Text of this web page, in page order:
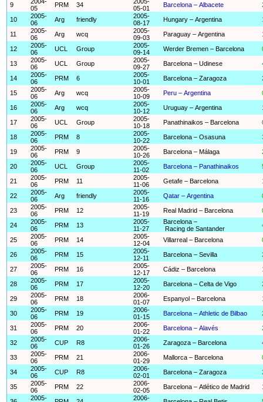
9
05
PRM 34
05-01
Barcelona – Albacete
10
2005-
06
Arg friendly
2005-
08-17
Hungary – Argentina
11
2005-
06
Arg wcq
2005-
09-03
Paraguay – Argentina
12
2005-
06
UCL Group
2005-
09-14
Werder Bremen – Barcelona
13
2005-
06
UCL Group
2005-
09-27
Barcelona – Udinese
14
2005-
06
PRM 6
2005-
10-01
Barcelona – Zaragoza
15
2005-
06
Arg wcq
2005-
10-09
Peru – Argentina
16
2005-
06
Arg wcq
2005-
10-12
Uruguay – Argentina
17
2005-
06
UCL Group
2005-
10-18
Panathinaikos – Barcelona
18
2005-
06
PRM 8
2005-
10-22
Barcelona – Osasuna
19
2005-
06
PRM 9
2005-
10-26
Barcelona – Málaga
20
2005-
06
UCL Group
2005-
11-02
Barcelona – Panathinaikos
21
2005-
06
PRM 11
2005-
11-06
Getafe – Barcelona
22
2005-
06
Arg friendly
2005-
11-16
Qatar – Argentina
23
2005-
06
PRM 12
2005-
11-19
Real Madrid – Barcelona
24
2005-
06
PRM 13
2005-
11-27
Barcelona –
Racing de Santander
25
2005-
06
PRM 14
2005-
12-04
Villarreal – Barcelona
26
2005-
06
PRM 15
2005-
12-11
Barcelona – Sevilla
27
2005-
06
PRM 16
2005-
12-17
Cádiz – Barcelona
28
2005-
06
PRM 17
2005-
12-20
Barcelona – Celta de Vigo
29
2005-
06
PRM 18
2006-
01-07
Espanyol – Barcelona
30
2005-
06
PRM 19
2006-
01-15
Barcelona – Athletic de Bilbao
31
2005-
06
PRM 20
2006-
01-22
Barcelona – Alavés
32
2005-
06
CUP R8
2006-
01-26
Zaragoza – Barcelona
33
2005-
06
PRM 21
2006-
01-29
Mallorca – Barcelona
34
2005-
06
CUP R8
2006-
02-01
Barcelona – Zaragoza
35
2005-
06
PRM 22
2006-
02-05
Barcelona – Atlético de Madrid
2005-
2006-